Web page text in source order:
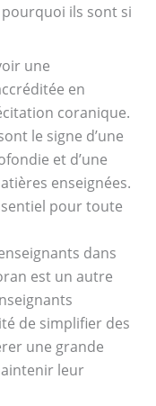
pourquoi ils sont si
une
en
coranique.
le signe d’une
et d’une
enseignées.
pour toute
dans
est un autre
de simplifier des
une grande
leur